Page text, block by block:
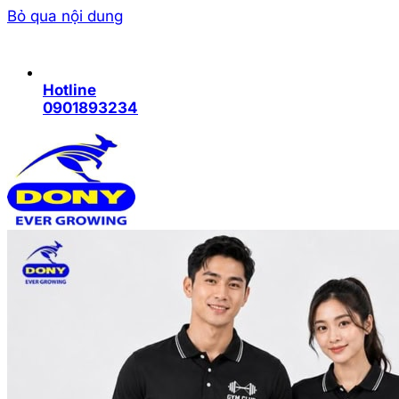
Bỏ qua nội dung
Hotline
0901893234
Trang chủ